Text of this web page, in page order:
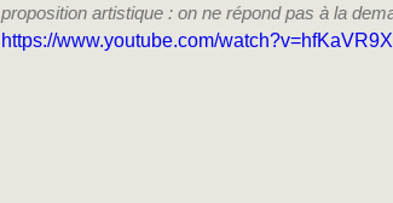
proposition artistique : on ne répond pas à la
https://www.youtube.com/